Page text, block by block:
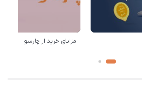
مزایای خرید از چارسو